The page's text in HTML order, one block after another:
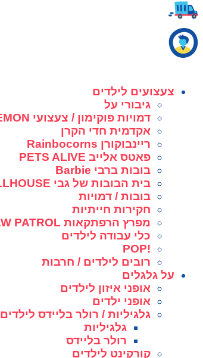
צעצועים לילדים
גיבורי על
דמויות פוקימון / צעצועי POKEMON
אקדמית חדי הקרן
ריינבוקורן Rainbocorns
פאטס אלייב PETS ALIVE
בובות ברבי Barbie
בית הבובות של גבי GABBY'S DOLLHOUSE
בובות / דמויות
חקירות חייתיות
מפרץ הרפתקאות PAW PATROL
כלי עבודה לילדים
!POP
רובים לילדים / חרבות
על גלגלים
אופני איזון לילדים
אופני ילדים
גלגיליות / רולר בליידס לילדים
גלגיליות
רולר בליידס
קורקינט לילדים